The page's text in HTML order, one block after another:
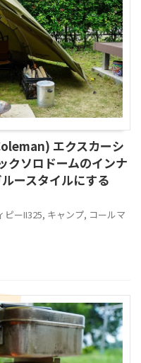
エクスカーシ
クソロドームのインナ
ースタイルにする
ピーII325, キャンプ, コールマ